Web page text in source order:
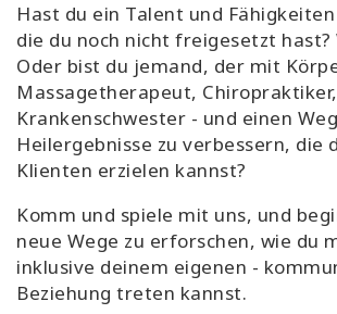
Hast du ein Talent und
die du noch nicht freigesetzt hast?
Oder bist du jemand, der mit
Massagetherapeut,
Krankenschwester - und einen
Heilergebnisse zu verbessern, die
Klienten erzielen kannst?
Komm und spiele mit uns, und
neue Wege zu erforschen, wie du
inklusive deinem eigenen -
Beziehung treten kannst.